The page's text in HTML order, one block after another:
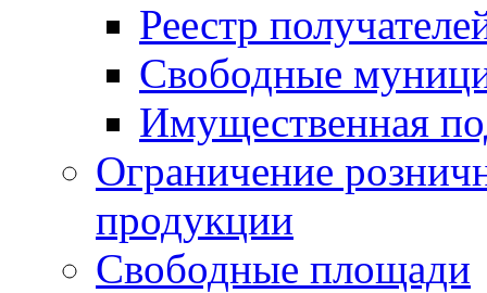
Реестр
Свободные
Имущественная
Ограничение
продукции
Свободные площади